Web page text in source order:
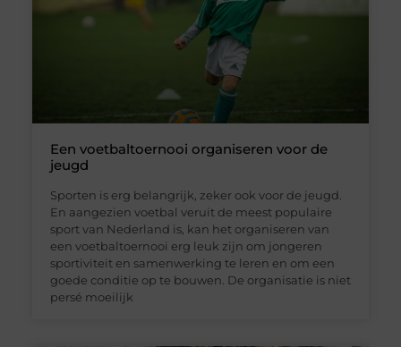
Een voetbaltoernooi organiseren voor de
jeugd
Sporten is erg belangrijk, zeker ook voor de jeugd.
En aangezien voetbal veruit de meest populaire
sport van Nederland is, kan het organiseren van
een voetbaltoernooi erg leuk zijn om jongeren
sportiviteit en samenwerking te leren en om een
goede conditie op te bouwen. De organisatie is niet
persé moeilijk